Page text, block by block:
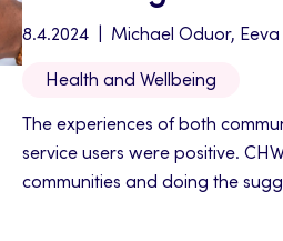
8.4.2024 Michael Oduor,
Health and Wellbeing
The experiences of both
service users were positive.
communities and doing the